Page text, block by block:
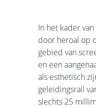
In het kader
door heroal op
gebied van
en een
als esthetisch
geleidingsrail
slechts 25